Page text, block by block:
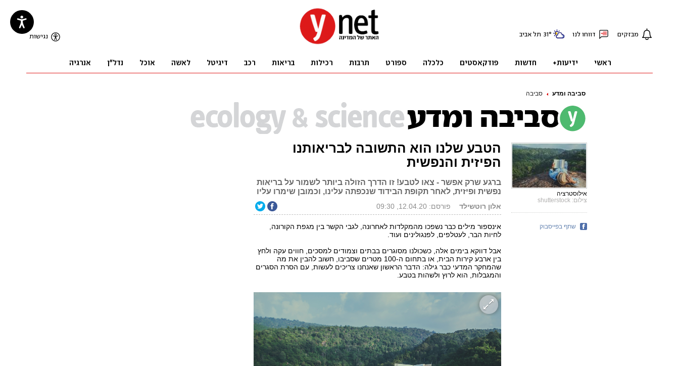
סביבה ומדע סביבה
הטבע שלנו הוא התשובה לבריאותנו
הפיזית והנפשית
ברגע שרק אפשר - צאו לטבע! זו הדרך הזולה ביותר לשמור על בריאות
נפשית ופיזית, לאחר תקופת הבידוד שנכפתה עלינו, וכמובן שימרו עליו
אלון רוטשילד פורסם: 12.04.20, 09:30
אינספור מילים כבר נשפכו מהמקלדות לאחרונה, לגבי הקשר בין מגפת הקורונה,
לחיות הבר, לעטלפים, לפנגולינים ועוד.
אבל דווקא בימים אלה, כשכולנו מסוגרים בבתים וצמודים למסכים, חווים עקה ולחץ
בין ארבע קירות הבית, או בתחום ה-100 מטרים שסביבו, חשוב להבין את מה
שהמחקר המדעי כבר גילה: הדבר הראשון שאנחנו צריכים לעשות, עם הסרת הסגרים
והמגבלות, הוא לרוץ ולשהות בטבע.
אילוסטרציה
צילום: shutterstock
שתף בפייסבוק